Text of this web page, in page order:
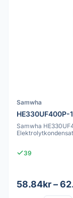
Samwha
Samwha
39
58.84kr –